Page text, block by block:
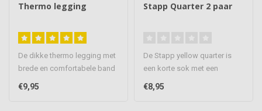
Thermo legging
De dikke thermo legging met
brede en comfortabele band
aan de bovenkant. Door de..
€9,95
Stapp Quarter 2 paar
De Stapp yellow quarter is
een korte sok met een
versterkte hak en teen. Deze
so..
€8,95